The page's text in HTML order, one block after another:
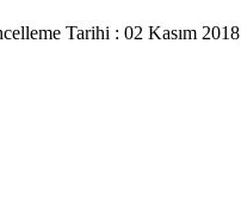
Tarihi : 02 Kasım 2018